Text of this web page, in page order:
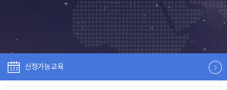
신청가능교육